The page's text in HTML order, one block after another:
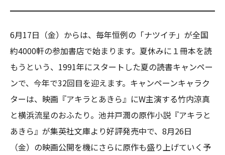
6月17日（金）からは、毎年恒例の「ナツイチ」が全国
約4000軒の参加書店で始まります。夏休みに１冊本を読
もうという、1991年にスタートした夏の読書キャンペー
ンで、今年で32回目を迎えます。キャンペーンキャラク
ターは、映画『アキラとあきら』にW主演する竹内涼真
と横浜流星のおふたり。池井戸潤の原作小説『アキラと
あきら』が集英社文庫より好評発売中で、8月26日
（金）の映画公開を機にさらに原作も盛り上げていく予